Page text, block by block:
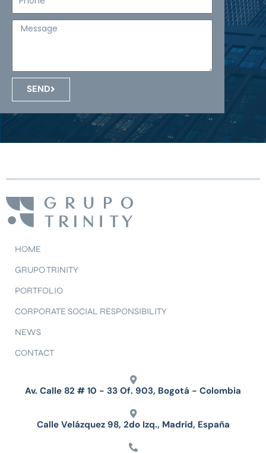
Mensaje
SEND
HOME
GRUPO TRINITY
PORTFOLIO
CORPORATE SOCIAL RESPONSIBILITY
NEWS
CONTACT
Av. Calle 82 # 10 - 33 Of. 903, Bogotá - Colombia
Calle Velázquez 98, 2do Izq., Madrid, España